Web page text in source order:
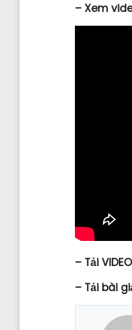
– Xem
– Tải
– Tải bài